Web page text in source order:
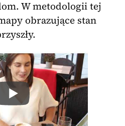
W metodologii tej
obrazujące stan